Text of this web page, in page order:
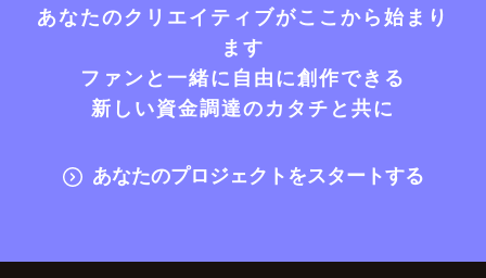
あなたのクリエイティブがここから始まり
ます
ファンと一緒に自由に創作できる
新しい資金調達のカタチと共に
あなたのプロジェクトをスタートする